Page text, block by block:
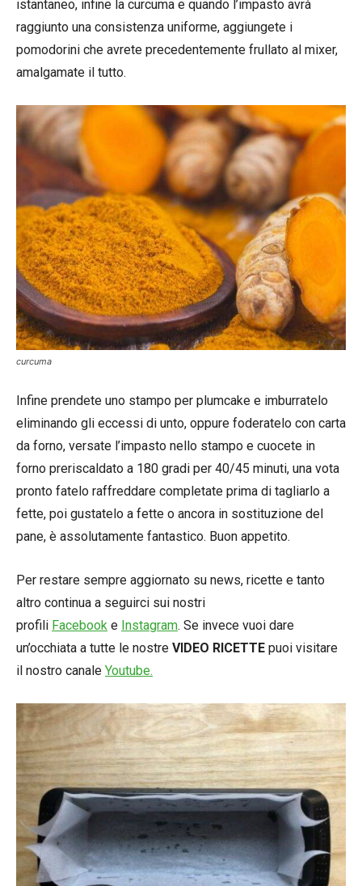
istantaneo, infine la curcuma e quando l’impasto avrà
raggiunto una consistenza uniforme, aggiungete i
pomodorini che avrete precedentemente frullato al mixer,
amalgamate il tutto.
curcuma
Infine prendete uno stampo per plumcake e imburratelo
eliminando gli eccessi di unto, oppure foderatelo con carta
da forno, versate l’impasto nello stampo e cuocete in
forno preriscaldato a 180 gradi per 40/45 minuti, una vota
pronto fatelo raffreddare completate prima di tagliarlo a
fette, poi gustatelo a fette o ancora in sostituzione del
pane, è assolutamente fantastico. Buon appetito.
Per restare sempre aggiornato su news, ricette e tanto
altro continua a seguirci sui nostri
profili Facebook e Instagram. Se invece vuoi dare
un’occhiata a tutte le nostre VIDEO RICETTE puoi visitare
il nostro canale Youtube.